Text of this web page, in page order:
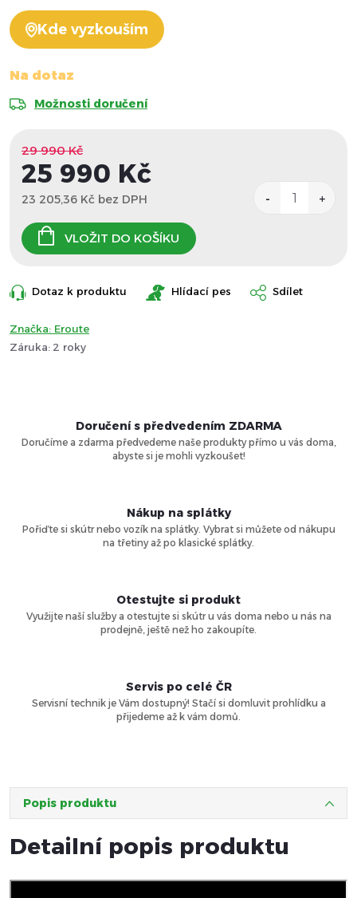
Kde vyzkouším
Na dotaz
Možnosti doručení
29 990 Kč
25 990 Kč
23 205,36 Kč bez DPH
cena:
VLOŽIT DO KOŠÍKU
Dotaz k produktu Hlídací pes Sdílet
Značka: Eroute
Záruka: 2 roky
Doručení s předvedením ZDARMA
Doručíme a zdarma předvedeme naše produkty přímo u vás doma,
abyste si je mohli vyzkoušet!
Nákup na splátky
Pořiďte si skútr nebo vozík na splátky. Vybrat si můžete od nákupu
na třetiny až po klasické splátky.
Otestujte si produkt
Využijte naší služby a otestujte si skútr u vás doma nebo u nás na
prodejně, ještě než ho zakoupíte.
Servis po celé ČR
Servisní technik je Vám dostupný! Stačí si domluvit prohlídku a
přijedeme až k vám domů.
Popis produktu
Detailní popis produktu